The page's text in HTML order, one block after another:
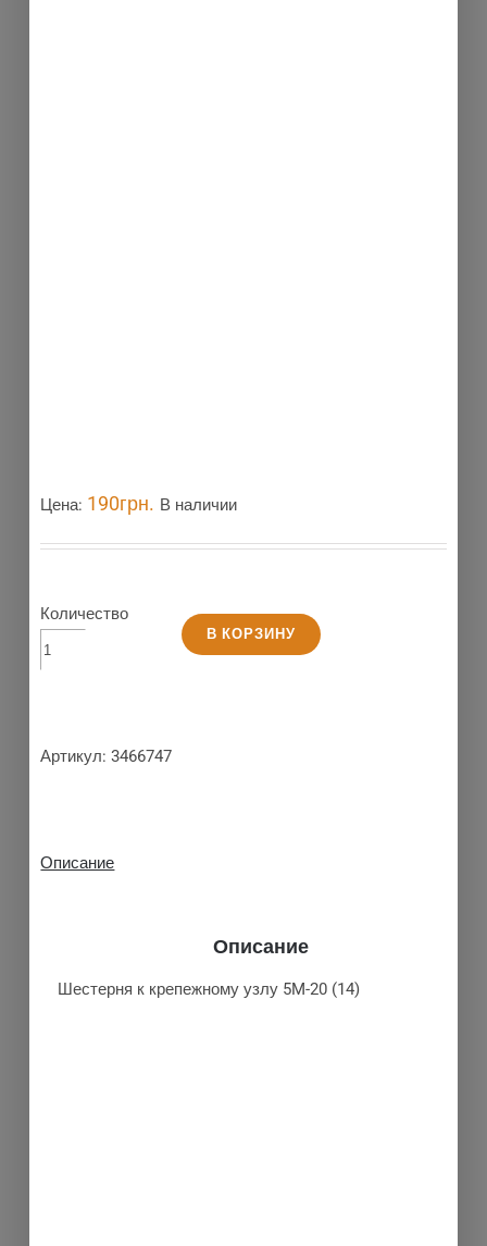
Цена: 190грн. В наличии
Количество
В КОРЗИНУ
Артикул:3466747
Описание
Описание
Шестерня к крепежному узлу 5M-20 (14)